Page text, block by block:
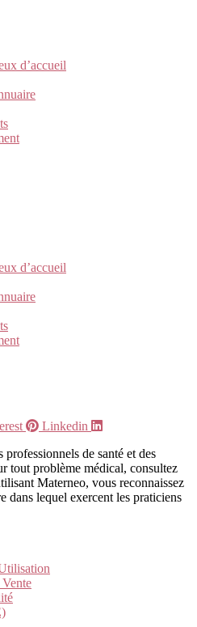
d’accueil
d’accueil
Linkedin
de santé et des
tout problème médical, consultez
Materneo, vous reconnaissez
dans lequel exercent les praticiens